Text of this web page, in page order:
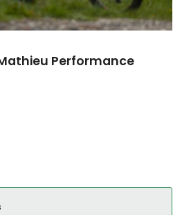
Performance